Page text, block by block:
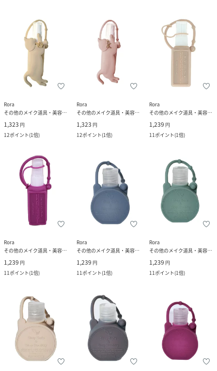
Rora
その他のメイク道具・美容器具
1,323 円
12ポイント(1倍)
Rora
その他のメイク道具・美容器具
1,323 円
12ポイント(1倍)
Rora
その他のメイク道具・美容器具
1,239 円
11ポイント(1倍)
Rora
その他のメイク道具・美容器具
1,239 円
11ポイント(1倍)
Rora
その他のメイク道具・美容器具
1,239 円
11ポイント(1倍)
Rora
その他のメイク道具・美容器具
1,239 円
11ポイント(1倍)